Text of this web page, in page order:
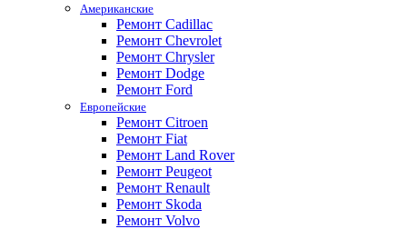
Американские
Ремонт Cadillac
Ремонт Chevrolet
Ремонт Chrysler
Ремонт Dodge
Ремонт Ford
Европейские
Ремонт Citroen
Ремонт Fiat
Ремонт Land Rover
Ремонт Peugeot
Ремонт Renault
Ремонт Skoda
Ремонт Volvo